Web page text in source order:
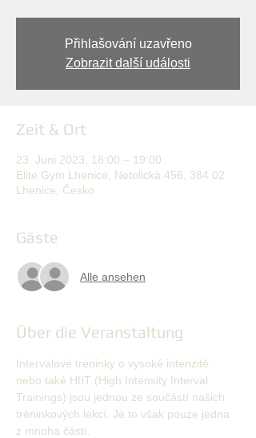
Přihlašování uzavřeno
Zobrazit další události
Zeit & Ort
23. Juni 2023, 18:00 – 19:00
Elite Gym Lhenice, Netolická 456, 384 02
Lhenice, Česko
Gäste
Alle ansehen
Über die Veranstaltung
Intervalové tréninky o vysoké intenzitě
nebo také HIIT (High Intensity Interval
Trainings) jsou jednou ze součástí našich
tréninkových lekcí. Je to však pouze jedna
z mnoha částí.